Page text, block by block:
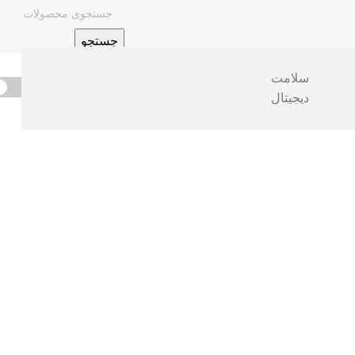
جستجو
سلامت
دیجیتال